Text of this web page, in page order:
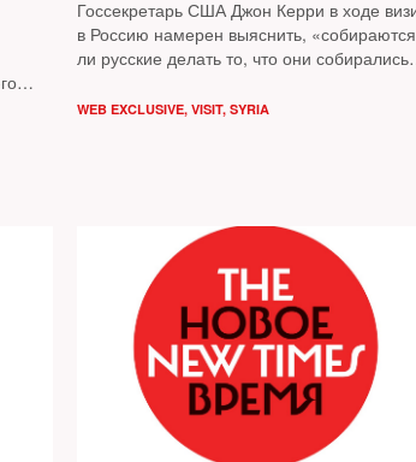
Госсекретарь США Джон Керри в ходе
в Россию намерен выяснить, «собираются
ли русские делать то, что они собирались
WEB EXCLUSIVE, VISIT, SYRIA